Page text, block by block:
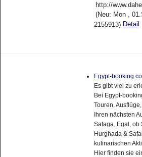
http://
(Neu: Mon ,
2155913) Detail
Egypt-
Es gibt viel zu
Bei Egypt-
Touren,
Ihren nächsten
Safaga. Egal, ob
Hurghada &
kulinarischen
Hier finden sie